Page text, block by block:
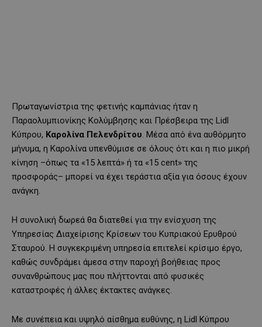
Πρωταγωνίστρια της φετινής καμπάνιας ήταν η
Παραολυμπιονίκης Κολύμβησης και Πρέσβειρα της Lidl
Κύπρου, Καρολίνα Πελενδρίτου. Μέσα από ένα αυθόρμητο
μήνυμα, η Καρολίνα υπενθύμισε σε όλους ότι και η πιο μικρή
κίνηση –όπως τα «15 λεπτά» ή τα «15 cent» της
προσφοράς– μπορεί να έχει τεράστια αξία για όσους έχουν
ανάγκη.
Η συνολική δωρεά θα διατεθεί για την ενίσχυση της
Υπηρεσίας Διαχείρισης Κρίσεων του Κυπριακού Ερυθρού
Σταυρού. Η συγκεκριμένη υπηρεσία επιτελεί κρίσιμο έργο,
καθώς συνδράμει άμεσα στην παροχή βοήθειας προς
συνανθρώπους μας που πλήττονται από φυσικές
καταστροφές ή άλλες έκτακτες ανάγκες.
Με συνέπεια και υψηλό αίσθημα ευθύνης, η Lidl Κύπρου